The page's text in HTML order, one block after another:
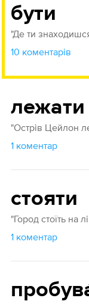
бути
"Де ти
10 коментарів
лежати
"Острів Цейлон
1 коментар
стояти
"Город стоїть на
1 коментар